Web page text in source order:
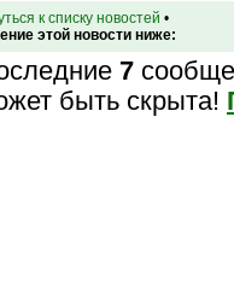
к списку новостей •
этой новости ниже:
7
быть скрыта!